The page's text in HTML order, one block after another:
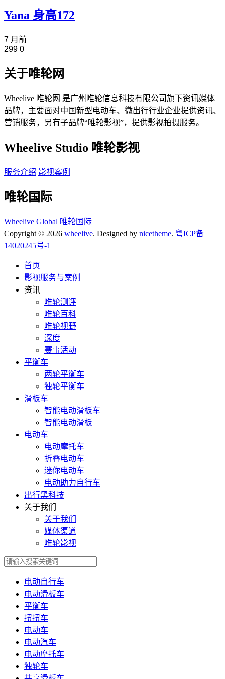
Yana 身高172
7 月前
299 0
关于唯轮网
Wheelive 唯轮网 是广州唯轮信息科技有限公司旗下资讯媒体
品牌，主要面对中国新型电动车、微出行行业企业提供资讯、
营销服务，另有子品牌“唯轮影视”，提供影视拍摄服务。
Wheelive Studio 唯轮影视
服务介绍 影视案例
唯轮国际
Wheelive Global 唯轮国际
Copyright © 2026 wheelive. Designed by nicetheme. 粤ICP备
14020245号-1
首页
影视服务与案例
资讯
唯轮测评
唯轮百科
唯轮视野
深度
赛事活动
平衡车
两轮平衡车
独轮平衡车
滑板车
智能电动滑板车
智能电动滑板
电动车
电动摩托车
折叠电动车
迷你电动车
电动助力自行车
出行黑科技
关于我们
关于我们
媒体渠道
唯轮影视
电动自行车
电动滑板车
平衡车
扭扭车
电动车
电动汽车
电动摩托车
独轮车